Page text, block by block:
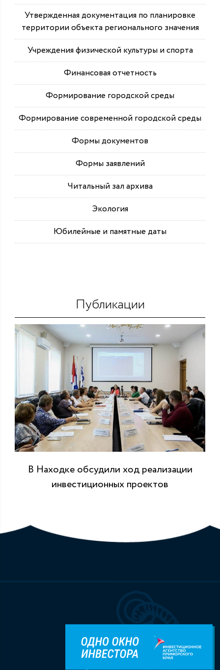
Утвержденная документация по планировке
территории объекта регионального значения
Учреждения физической культуры и спорта
Финансовая отчетность
Формирование городской среды
Формирование современной городской среды
Формы документов
Формы заявлений
Читальный зал архива
Экология
Юбилейные и памятные даты
Публикации
В Находке обсудили ход реализации
инвестиционных проектов
Разделы
О Находке